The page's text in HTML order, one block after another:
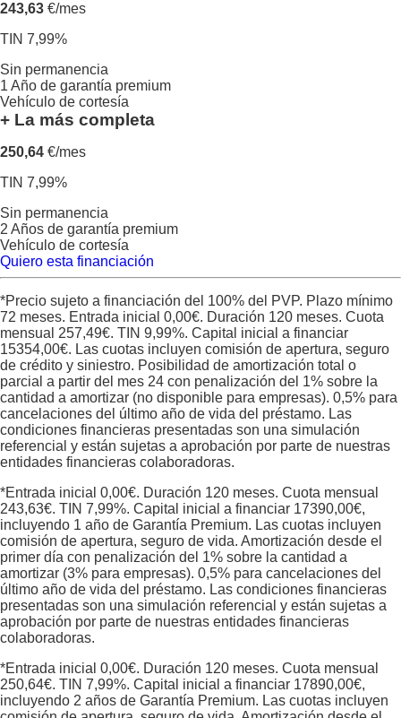
243,63 €/mes
TIN 7,99%
Sin permanencia
1 Año de garantía premium
Vehículo de cortesía
+ La más completa
250,64 €/mes
TIN 7,99%
Sin permanencia
2 Años de garantía premium
Vehículo de cortesía
Quiero esta financiación
*Precio sujeto a financiación del 100% del PVP. Plazo mínimo
72 meses. Entrada inicial 0,00€. Duración 120 meses. Cuota
mensual 257,49€. TIN 9,99%. Capital inicial a financiar
15354,00€. Las cuotas incluyen comisión de apertura, seguro
de crédito y siniestro. Posibilidad de amortización total o
parcial a partir del mes 24 con penalización del 1% sobre la
cantidad a amortizar (no disponible para empresas). 0,5% para
cancelaciones del último año de vida del préstamo. Las
condiciones financieras presentadas son una simulación
referencial y están sujetas a aprobación por parte de nuestras
entidades financieras colaboradoras.
*Entrada inicial 0,00€. Duración 120 meses. Cuota mensual
243,63€. TIN 7,99%. Capital inicial a financiar 17390,00€,
incluyendo 1 año de Garantía Premium. Las cuotas incluyen
comisión de apertura, seguro de vida. Amortización desde el
primer día con penalización del 1% sobre la cantidad a
amortizar (3% para empresas). 0,5% para cancelaciones del
último año de vida del préstamo. Las condiciones financieras
presentadas son una simulación referencial y están sujetas a
aprobación por parte de nuestras entidades financieras
colaboradoras.
*Entrada inicial 0,00€. Duración 120 meses. Cuota mensual
250,64€. TIN 7,99%. Capital inicial a financiar 17890,00€,
incluyendo 2 años de Garantía Premium. Las cuotas incluyen